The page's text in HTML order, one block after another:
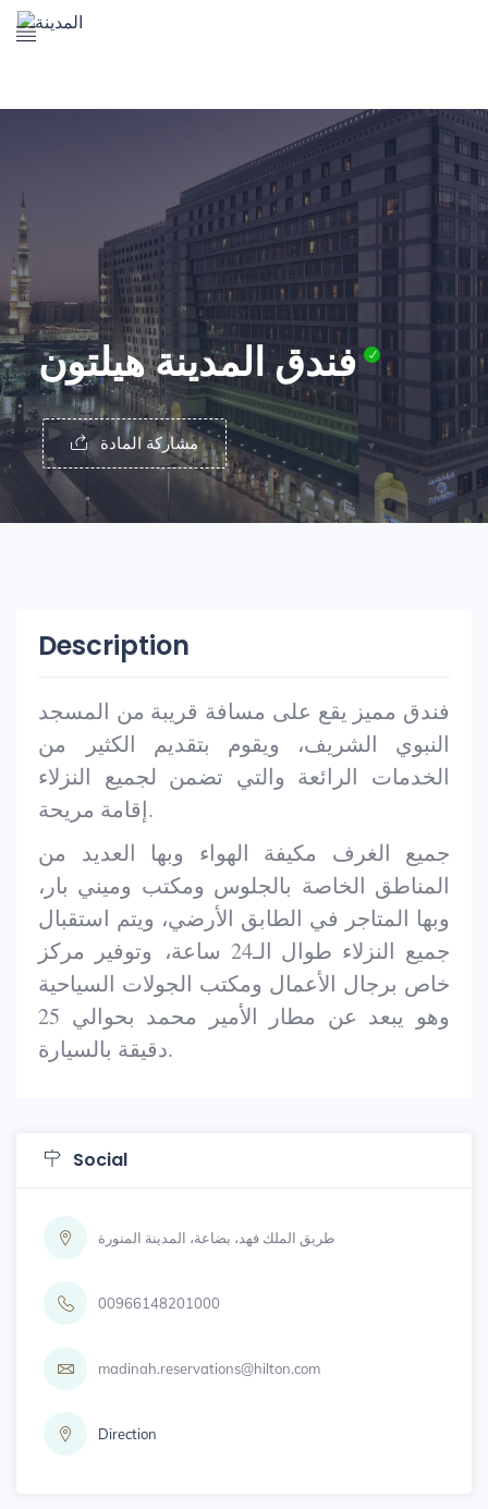
The Prophet's Mosque
Madena services
فندق المدينة هيلتون
مشاركة المادة
Description
فندق مميز يقع على مسافة قريبة من المسجد
النبوي الشريف، ويقوم بتقديم الكثير من
الخدمات الرائعة والتي تضمن لجميع النزلاء
إقامة مريحة.
جميع الغرف مكيفة الهواء وبها العديد من
المناطق الخاصة بالجلوس ومكتب وميني بار،
وبها المتاجر في الطابق الأرضي، ويتم استقبال
جميع النزلاء طوال الـ24 ساعة، وتوفير مركز
خاص برجال الأعمال ومكتب الجولات السياحية
وهو يبعد عن مطار الأمير محمد بحوالي 25
دقيقة بالسيارة.
Social
طريق الملك فهد، بضاعة، المدينة المنورة
00966148201000
madinah.reservations@hilton.com
Direction